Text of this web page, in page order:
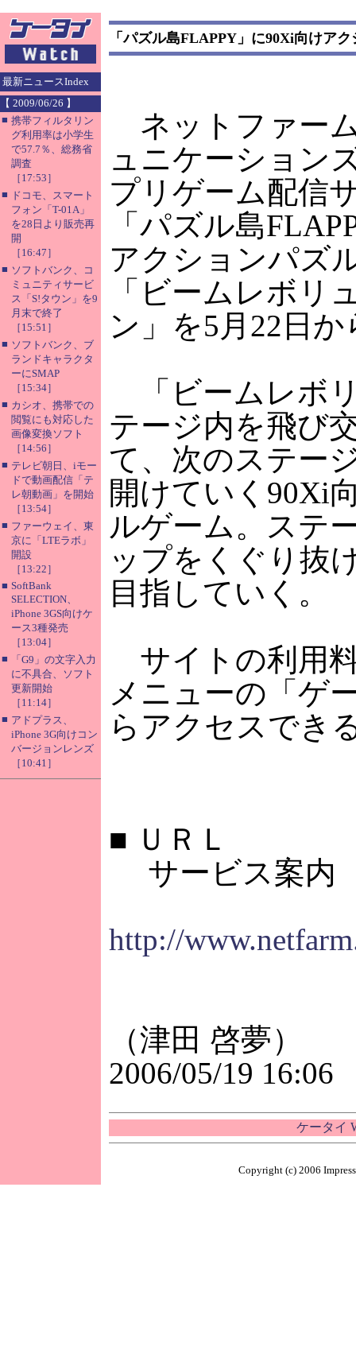
最新ニュースIndex
【 2009/06/26 】
■ 携帯フィルタリン
グ利用率は小学生
で57.7％、総務省
調査
［17:53］
■ ドコモ、スマート
フォン「T-01A」
を28日より販売再
開
［16:47］
■ ソフトバンク、コ
ミュニティサービ
ス「S!タウン」を9
月末で終了
［15:51］
■ ソフトバンク、ブ
ランドキャラクタ
ーにSMAP
［15:34］
■ カシオ、携帯での
閲覧にも対応した
画像変換ソフト
［14:56］
■ テレビ朝日、iモー
ドで動画配信「テ
レ朝動画」を開始
［13:54］
■ ファーウェイ、東
京に「LTEラボ」
開設
［13:22］
■ SoftBank
SELECTION、
iPhone 3GS向けケ
ース3種発売
［13:04］
■
「G9」の文字入力
に不具合、ソフト
更新開始
［11:14］
■ アドプラス、
iPhone 3G向けコン
バージョンレンズ
［10:41］
「パズル島FLAPPY」に90Xi向けア
ネットファー
ュニケーション
プリゲーム配信
「パズル島
アクションパズ
「ビームレボリ
ン」を5月22日
「ビームレボ
テージ内を飛び
て、次のステー
開けていく90Xi
ルゲーム。ステ
ップをくぐり抜
目指していく。
サイトの利用
メニューの「ゲ
らアクセスでき
■ ＵＲＬ
サービス案内
http://
（津田 啓夢）
2006/05/19 16:06
ケータイ
Copyright (c) 2006